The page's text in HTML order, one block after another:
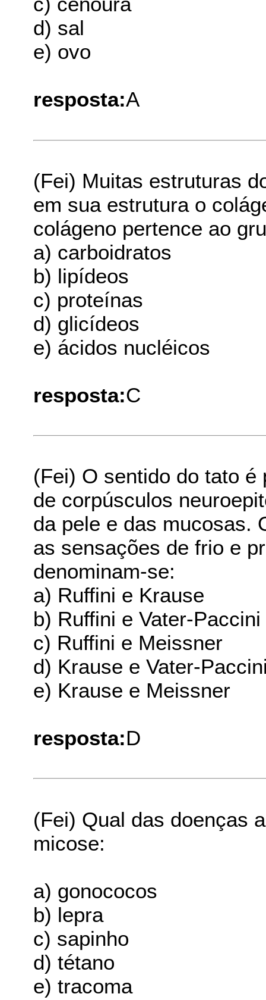
d) sal
e) ovo
resposta:A
(Fei) Muitas estruturas
em sua estrutura o
colágeno pertence ao
a) carboidratos
b) lipídeos
c) proteínas
d) glicídeos
e) ácidos nucléicos
resposta:C
(Fei) O sentido do tato
de corpúsculos
da pele e das mucosas.
as sensações de frio e
denominam-se:
a) Ruffini e Krause
b) Ruffini e Vater-Paccini
c) Ruffini e Meissner
d) Krause e Vater-
e) Krause e Meissner
resposta:D
(Fei) Qual das doenças
micose:
a) gonococos
b) lepra
c) sapinho
d) tétano
e) tracoma